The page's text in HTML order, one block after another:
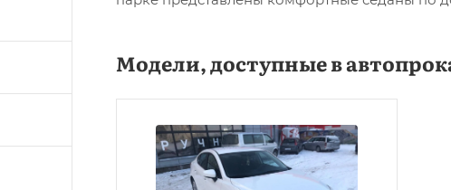
Модели, доступные в